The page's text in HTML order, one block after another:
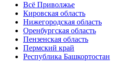
Всё Приволжье
Кировская область
Нижегородская область
Оренбургская область
Пензенская область
Пермский край
Республика Башкортостан